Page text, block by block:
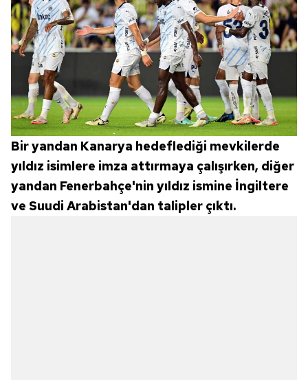
Bir yandan Kanarya hedeflediği mevkilerde
yıldız isimlere imza attırmaya çalışırken, diğer
yandan Fenerbahçe'nin yıldız ismine İngiltere
ve Suudi Arabistan'dan talipler çıktı.